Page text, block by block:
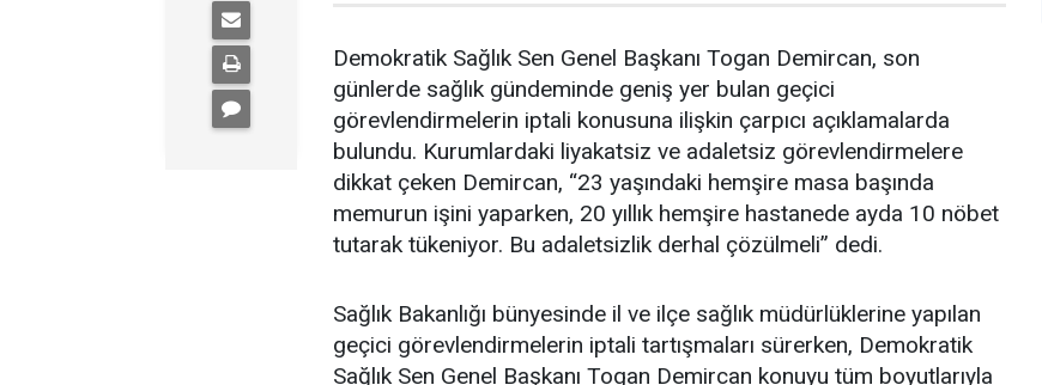
Demokratik Sağlık Sen Genel Başkanı Togan Demircan, son
günlerde sağlık gündeminde geniş yer bulan geçici
görevlendirmelerin iptali konusuna ilişkin çarpıcı açıklamalarda
bulundu. Kurumlardaki liyakatsiz ve adaletsiz görevlendirmelere
dikkat çeken Demircan, “23 yaşındaki hemşire masa başında
memurun işini yaparken, 20 yıllık hemşire hastanede ayda 10 nöbet
tutarak tükeniyor. Bu adaletsizlik derhal çözülmeli” dedi.
Sağlık Bakanlığı bünyesinde il ve ilçe sağlık müdürlüklerine yapılan
geçici görevlendirmelerin iptali tartışmaları sürerken, Demokratik
Sağlık Sen Genel Başkanı Togan Demircan konuyu tüm boyutlarıyla